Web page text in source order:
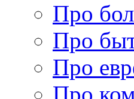
Про
Про
Про
Про